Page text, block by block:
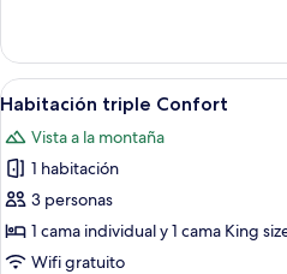
individual
exclusiva
Abrir
todas
las
fotos
de
Habitación
triple
5
Habitación triple Confort
Vista a la montaña
1 habitación
3 personas
1 cama individual y 1 cama King
Wifi gratuito